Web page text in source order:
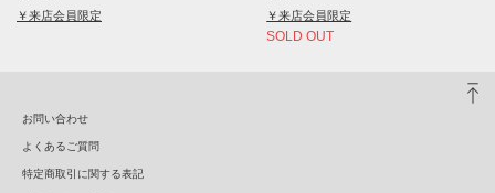
￥来店会員限定 ￥来店会員限定
SOLD OUT
お問い合わせ
よくあるご質問
特定商取引に関する表記